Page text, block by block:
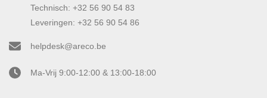
Technisch: +32 56 90 54 83
Leveringen: +32 56 90 54 86
helpdesk@areco.be
Ma-Vrij 9:00-12:00 & 13:00-18:00